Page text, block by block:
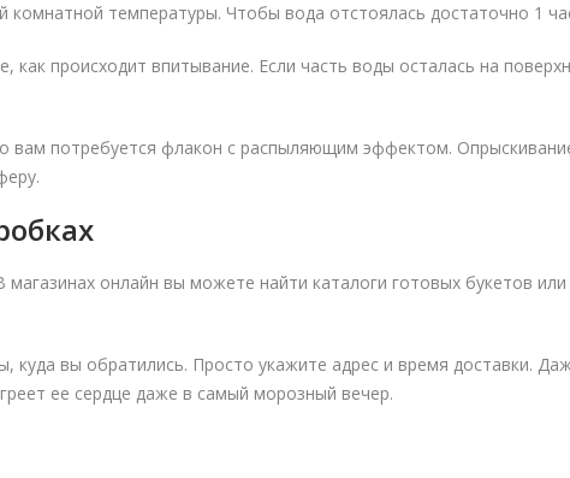
комнатной температуры. Чтобы вода отстоялась достаточно 1
происходит впитывание. Если часть воды осталась на
вам потребуется флакон с распыляющим эффектом.
онлайн вы можете найти каталоги готовых букетов
вы обратились. Просто укажите адрес и время доставки.
ее сердце даже в самый морозный вечер.